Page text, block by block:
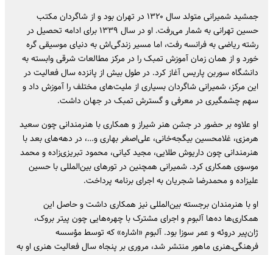
جمشید شمیرانی متولد سال ۱۳۲۰ در تهران بود و از شاگردان مکتب
حسین تهرانی به شمار می‌رفت. او در سال ۱۳۳۹ برای ادامه تحصیل در
رشته ریاضی به فرانسه رفت، اما مسیر زندگی‌اش به دنیای موسیقی گره
خورد و از همان زمان آموزش تمبک را در مرکز مطالعات شرقی وابسته به
دانشگاه سوربن پاریس آغاز کرد. در طول بیش از پانزده سال فعالیت در
این مرکز، شمیرانی شاگردان بسیاری از ملیت‌های مختلف را آموزش داد و
سهم چشمگیری در معرفی و گسترش تمبک در جهان داشت.
او علاوه بر حضور در جشن هنر شیراز و همکاری با هنرمندانی چون سعید
هرمزی، غلامحسین بیگجه‌خانی، علی‌اصغر بهاری و…، در دهه‌های بعد با
هنرمندانی چون داریوش طلایی، مجید کیانی، محمود تبریزی‌زاده و محمد
موسوی همکاری کرد. شمیرانی همچنین در تورهای بین‌المللی با حسین
علیزاده و محمدرضا شجریان به اجرای برنامه پرداخت.
او با هنرمندان برجسته بین‌المللی نیز همکاری داشت و حاصل این
همکاری‌ها ده‌ها آلبوم و اجرای مشترک با چهره‌هایی چون پیتر بروک،
ژان‌پیر دروئه و عمر سوزا بود. آلبوم «اشاره» که توسط مؤسسه
فرهنگی‌ـ‌هنری ماهور منتشر شد، مروری بر پنجاه سال فعالیت هنری او به